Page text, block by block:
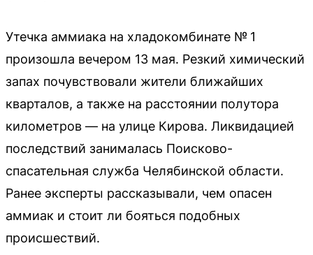
Утечка аммиака на хладокомбинате № 1
произошла вечером 13 мая. Резкий химический
запах почувствовали жители ближайших
кварталов, а также на расстоянии полутора
километров — на улице Кирова. Ликвидацией
последствий занималась Поисково-
спасательная служба Челябинской области.
Ранее эксперты рассказывали, чем опасен
аммиак и стоит ли бояться подобных
происшествий.